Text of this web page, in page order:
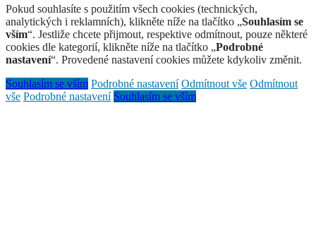
Pokud souhlasíte s použitím všech cookies (technických,
analytických i reklamních), klikněte níže na tlačítko „Souhlasím se
vším“. Jestliže chcete přijmout, respektive odmítnout, pouze některé
cookies dle kategorií, klikněte níže na tlačítko „Podrobné
nastavení“. Provedené nastavení cookies můžete kdykoliv změnit.
Souhlasím se vším Podrobné nastavení Odmítnout vše Odmítnout
vše Podrobné nastavení Souhlasím se vším